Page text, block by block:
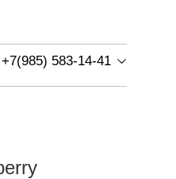
+7(985) 583-14-41